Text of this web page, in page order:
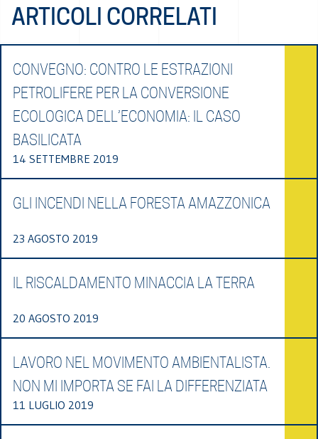
ARTICOLI CORRELATI
CONVEGNO: CONTRO LE ESTRAZIONI
PETROLIFERE PER LA CONVERSIONE
ECOLOGICA DELL’ECONOMIA: IL CASO
BASILICATA
14 SETTEMBRE 2019
GLI INCENDI NELLA FORESTA AMAZZONICA
23 AGOSTO 2019
IL RISCALDAMENTO MINACCIA LA TERRA
20 AGOSTO 2019
LAVORO NEL MOVIMENTO AMBIENTALISTA.
NON MI IMPORTA SE FAI LA DIFFERENZIATA
11 LUGLIO 2019